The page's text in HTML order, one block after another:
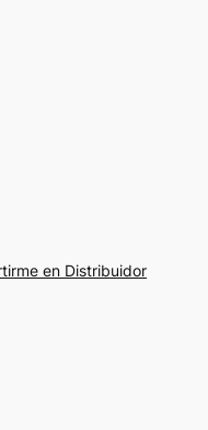
en Distribuidor